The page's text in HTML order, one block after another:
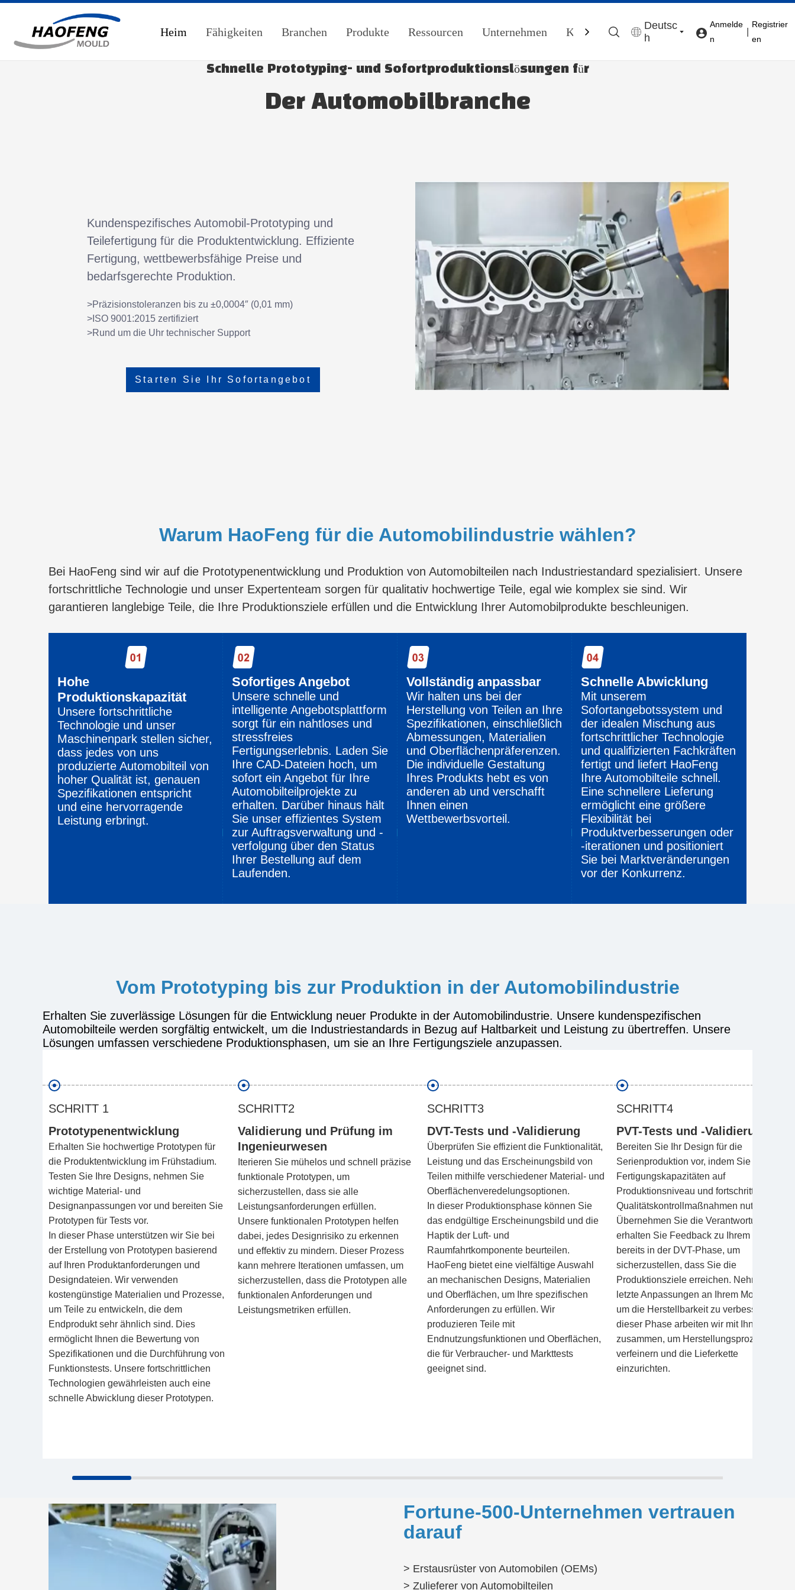
Heim Fähigkeiten Branchen Produkte Ressourcen Unternehmen Kontaktieren Sie Uns
Deutsc
h
Anmelde
n
Registrier
en
Schnelle Prototyping- und Sofortproduktionslösungen für
Der Automobilbranche
Kundenspezifisches Automobil-Prototyping und
Teilefertigung für die Produktentwicklung. Effiziente
Fertigung, wettbewerbsfähige Preise und
bedarfsgerechte Produktion.
>Präzisionstoleranzen bis zu ±0,0004″ (0,01 mm)
>ISO 9001:2015 zertifiziert
>Rund um die Uhr technischer Support
Starten Sie Ihr Sofortangebot
Warum HaoFeng für die Automobilindustrie wählen?
Bei HaoFeng sind wir auf die Prototypenentwicklung und Produktion von Automobilteilen nach Industriestandard spezialisiert. Unsere
fortschrittliche Technologie und unser Expertenteam sorgen für qualitativ hochwertige Teile, egal wie komplex sie sind. Wir
garantieren langlebige Teile, die Ihre Produktionsziele erfüllen und die Entwicklung Ihrer Automobilprodukte beschleunigen.
Hohe
Produktionskapazität
Unsere fortschrittliche
Technologie und unser
Maschinenpark stellen sicher,
dass jedes von uns
produzierte Automobilteil von
hoher Qualität ist, genauen
Spezifikationen entspricht
und eine hervorragende
Leistung erbringt.
Sofortiges Angebot
Unsere schnelle und
intelligente Angebotsplattform
sorgt für ein nahtloses und
stressfreies
Fertigungserlebnis. Laden Sie
Ihre CAD-Dateien hoch, um
sofort ein Angebot für Ihre
Automobilteilprojekte zu
erhalten. Darüber hinaus hält
Sie unser effizientes System
zur Auftragsverwaltung und -
verfolgung über den Status
Ihrer Bestellung auf dem
Laufenden.
Vollständig anpassbar
Wir halten uns bei der
Herstellung von Teilen an Ihre
Spezifikationen, einschließlich
Abmessungen, Materialien
und Oberflächenpräferenzen.
Die individuelle Gestaltung
Ihres Produkts hebt es von
anderen ab und verschafft
Ihnen einen
Wettbewerbsvorteil.
Schnelle Abwicklung
Mit unserem
Sofortangebotssystem und
der idealen Mischung aus
fortschrittlicher Technologie
und qualifizierten Fachkräften
fertigt und liefert HaoFeng
Ihre Automobilteile schnell.
Eine schnellere Lieferung
ermöglicht eine größere
Flexibilität bei
Produktverbesserungen oder
-iterationen und positioniert
Sie bei Marktveränderungen
vor der Konkurrenz.
Vom Prototyping bis zur Produktion in der Automobilindustrie
Erhalten Sie zuverlässige Lösungen für die Entwicklung neuer Produkte in der Automobilindustrie. Unsere kundenspezifischen
Automobilteile werden sorgfältig entwickelt, um die Industriestandards in Bezug auf Haltbarkeit und Leistung zu übertreffen. Unsere
Lösungen umfassen verschiedene Produktionsphasen, um sie an Ihre Fertigungsziele anzupassen.
SCHRITT 1
Prototypenentwicklung
Erhalten Sie hochwertige Prototypen für
die Produktentwicklung im Frühstadium.
Testen Sie Ihre Designs, nehmen Sie
wichtige Material- und
Designanpassungen vor und bereiten Sie
Prototypen für Tests vor.
In dieser Phase unterstützen wir Sie bei
der Erstellung von Prototypen basierend
auf Ihren Produktanforderungen und
Designdateien. Wir verwenden
kostengünstige Materialien und Prozesse,
um Teile zu entwickeln, die dem
Endprodukt sehr ähnlich sind. Dies
ermöglicht Ihnen die Bewertung von
Spezifikationen und die Durchführung von
Funktionstests. Unsere fortschrittlichen
Technologien gewährleisten auch eine
schnelle Abwicklung dieser Prototypen.
SCHRITT2
Validierung und Prüfung im
Ingenieurwesen
Iterieren Sie mühelos und schnell präzise
funktionale Prototypen, um
sicherzustellen, dass sie alle
Leistungsanforderungen erfüllen.
Unsere funktionalen Prototypen helfen
dabei, jedes Designrisiko zu erkennen
und effektiv zu mindern. Dieser Prozess
kann mehrere Iterationen umfassen, um
sicherzustellen, dass die Prototypen alle
funktionalen Anforderungen und
Leistungsmetriken erfüllen.
SCHRITT3
DVT-Tests und -Validierung
Überprüfen Sie effizient die Funktionalität,
Leistung und das Erscheinungsbild von
Teilen mithilfe verschiedener Material- und
Oberflächenveredelungsoptionen.
In dieser Produktionsphase können Sie
das endgültige Erscheinungsbild und die
Haptik der Luft- und
Raumfahrtkomponente beurteilen.
HaoFeng bietet eine vielfältige Auswahl
an mechanischen Designs, Materialien
und Oberflächen, um Ihre spezifischen
Anforderungen zu erfüllen. Wir
produzieren Teile mit
Endnutzungsfunktionen und Oberflächen,
die für Verbraucher- und Markttests
geeignet sind.
SCHRITT4
PVT-Tests und -Validierung
Bereiten Sie Ihr Design für die
Serienproduktion vor, indem Sie
Fertigungskapazitäten auf
Produktionsniveau und fortschrittliche
Qualitätskontrollmaßnahmen nutzen.
Übernehmen Sie die Verantwortung und
erhalten Sie Feedback zu Ihrem Design
bereits in der DVT-Phase, um
sicherzustellen, dass Sie die
Produktionsziele erreichen. Nehmen Sie
letzte Anpassungen an Ihrem Modell vor,
um die Herstellbarkeit zu verbessern. In
dieser Phase arbeiten wir mit Ihnen
zusammen, um Herstellungsprozesse zu
verfeinern und die Lieferkette
einzurichten.
Fortune-500-Unternehmen vertrauen
darauf
> Erstausrüster von Automobilen (OEMs)
> Zulieferer von Automobilteilen